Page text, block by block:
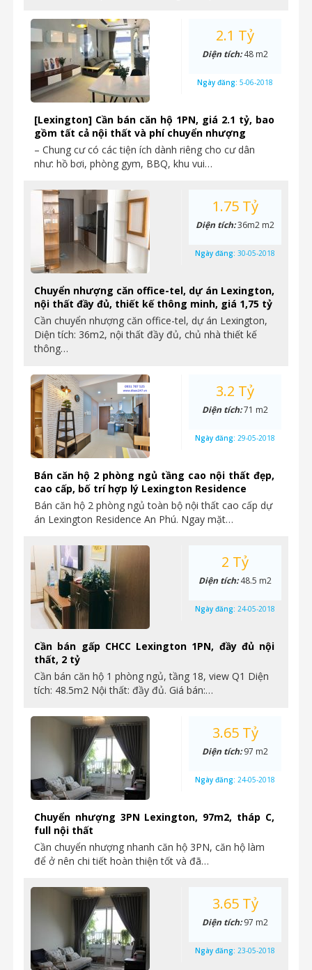
[Lexington] Cần bán căn hộ 1PN, giá 2.1 tỷ, bao
gồm tất cả nội thất và phí chuyển nhượng
– Chung cư có các tiện ích dành riêng cho cư dân
như: hồ bơi, phòng gym, BBQ, khu vui…
2.1 Tỷ
Diện tích:48 m2
Ngày đăng: 5-06-2018
Chuyển nhượng căn office-tel, dự án Lexington,
nội thất đầy đủ, thiết kế thông minh, giá 1,75 tỷ
Cần chuyển nhượng căn office-tel, dự án Lexington,
Diện tích: 36m2, nội thất đầy đủ, chủ nhà thiết kế
thông…
1.75 Tỷ
Diện tích:36m2 m2
Ngày đăng: 30-05-2018
Bán căn hộ 2 phòng ngủ tầng cao nội thất đẹp,
cao cấp, bố trí hợp lý Lexington Residence
Bán căn hộ 2 phòng ngủ toàn bộ nội thất cao cấp dự
án Lexington Residence An Phú. Ngay mặt…
3.2 Tỷ
Diện tích:71 m2
Ngày đăng: 29-05-2018
Cần bán gấp CHCC Lexington 1PN, đầy đủ nội
thất, 2 tỷ
Cần bán căn hộ 1 phòng ngủ, tầng 18, view Q1 Diện
tích: 48.5m2 Nội thất: đầy đủ. Giá bán:…
2 Tỷ
Diện tích:48.5 m2
Ngày đăng: 24-05-2018
Chuyển nhượng 3PN Lexington, 97m2, tháp C,
full nội thất
Cần chuyển nhượng nhanh căn hộ 3PN, căn hộ làm
để ở nên chi tiết hoàn thiện tốt và đã…
3.65 Tỷ
Diện tích:97 m2
Ngày đăng: 24-05-2018
3.65 Tỷ
Diện tích:97 m2
Ngày đăng: 23-05-2018